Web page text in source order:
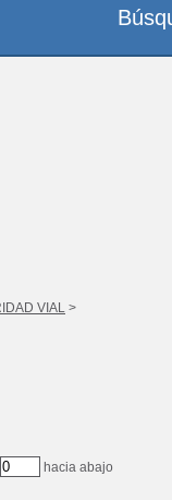
VIAL >
hacia abajo